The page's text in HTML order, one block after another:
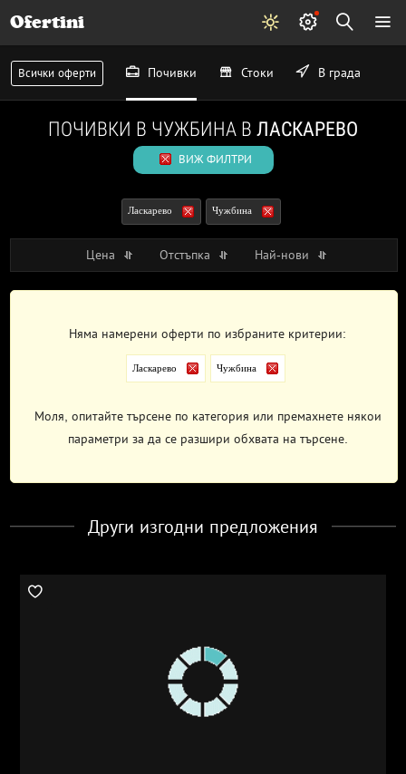
Ofertini
Всички оферти Почивки Стоки В града
ПОЧИВКИ В ЧУЖБИНА В ЛАСКАРЕВО
ВИЖ ФИЛТРИ
Ласкарево Чужбина
Цена Отстъпка Най-нови
Няма намерени оферти по избраните критерии:
Ласкарево Чужбина
Моля, опитайте търсене по категория или премахнете някои
параметри за да се разшири обхвата на търсене.
Други изгодни предложения